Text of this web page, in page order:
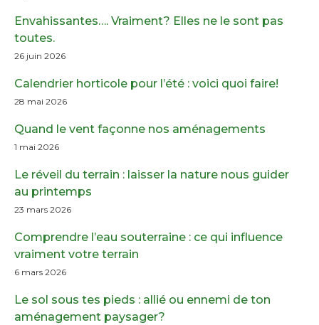
Envahissantes…. Vraiment? Elles ne le sont pas
toutes.
26 juin 2026
Calendrier horticole pour l’été : voici quoi faire!
28 mai 2026
Quand le vent façonne nos aménagements
1 mai 2026
Le réveil du terrain : laisser la nature nous guider
au printemps
23 mars 2026
Comprendre l’eau souterraine : ce qui influence
vraiment votre terrain
6 mars 2026
Le sol sous tes pieds : allié ou ennemi de ton
aménagement paysager?